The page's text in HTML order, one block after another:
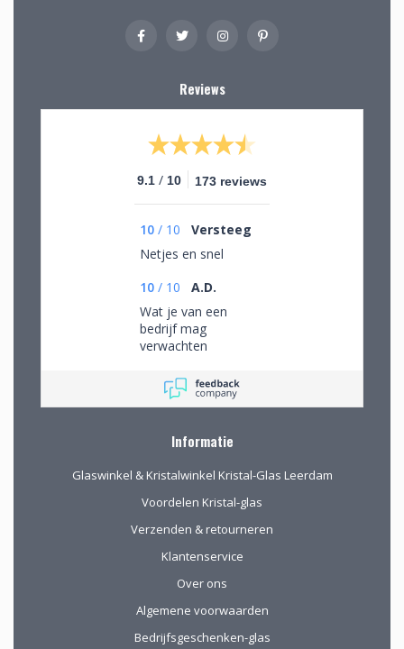
Reviews
9.1 / 10 173 reviews
10 / 10
Versteeg
Netjes en snel
10 / 10
A.D.
Wat je van een
bedrijf mag
verwachten
Informatie
Glaswinkel & Kristalwinkel Kristal-Glas Leerdam
Voordelen Kristal-glas
Verzenden & retourneren
Klantenservice
Over ons
Algemene voorwaarden
Bedrijfsgeschenken-glas